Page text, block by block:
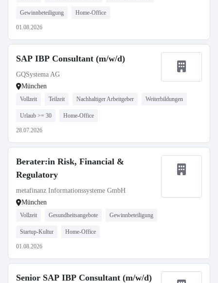
Gewinnbeteiligung Home-Office
01.08.2026
SAP IBP Consultant (m/w/d)
GQSystema AG
München
Vollzeit Teilzeit Nachhaltiger Arbeitgeber Weiterbildungen
Urlaub >= 30 Home-Office
28.07.2026
Berater:in Risk, Financial &
Regulatory
metafinanz Informationssysteme GmbH
München
Vollzeit Gesundheitsangebote Gewinnbeteiligung
Startup-Kultur Home-Office
01.08.2026
Senior SAP IBP Consultant (m/w/d)